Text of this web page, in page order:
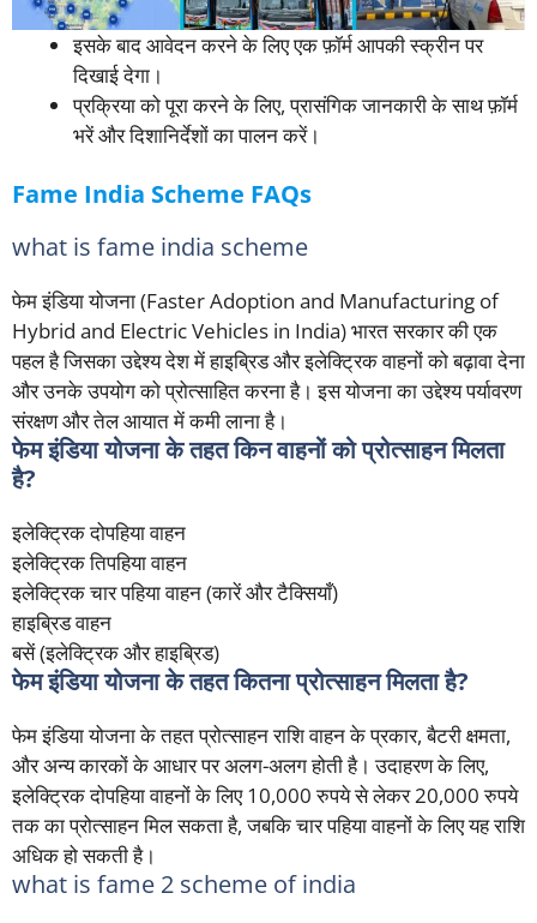
इसके बाद आवेदन करने के लिए एक फ़ॉर्म आपकी स्क्रीन पर
दिखाई देगा।
प्रक्रिया को पूरा करने के लिए, प्रासंगिक जानकारी के साथ फ़ॉर्म
भरें और दिशानिर्देशों का पालन करें।
Fame India Scheme FAQs
what is fame india scheme
फेम इंडिया योजना (Faster Adoption and Manufacturing of
Hybrid and Electric Vehicles in India) भारत सरकार की एक
पहल है जिसका उद्देश्य देश में हाइब्रिड और इलेक्ट्रिक वाहनों को बढ़ावा देना
और उनके उपयोग को प्रोत्साहित करना है। इस योजना का उद्देश्य पर्यावरण
संरक्षण और तेल आयात में कमी लाना है।
फेम इंडिया योजना के तहत किन वाहनों को प्रोत्साहन मिलता
है?
इलेक्ट्रिक दोपहिया वाहन
इलेक्ट्रिक तिपहिया वाहन
इलेक्ट्रिक चार पहिया वाहन (कारें और टैक्सियाँ)
हाइब्रिड वाहन
बसें (इलेक्ट्रिक और हाइब्रिड)
फेम इंडिया योजना के तहत कितना प्रोत्साहन मिलता है?
फेम इंडिया योजना के तहत प्रोत्साहन राशि वाहन के प्रकार, बैटरी क्षमता,
और अन्य कारकों के आधार पर अलग-अलग होती है। उदाहरण के लिए,
इलेक्ट्रिक दोपहिया वाहनों के लिए 10,000 रुपये से लेकर 20,000 रुपये
तक का प्रोत्साहन मिल सकता है, जबकि चार पहिया वाहनों के लिए यह राशि
अधिक हो सकती है।
what is fame 2 scheme of india